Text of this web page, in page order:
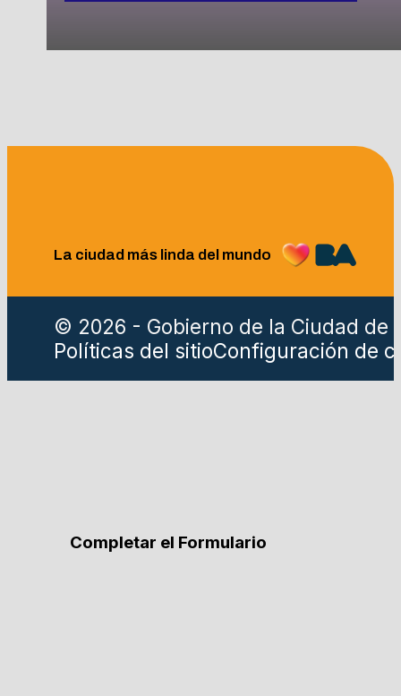
La ciudad más linda del mundo
© 2026 - Gobierno de la Ciudad de
Políticas del sitioConfiguración de
Completar el Formulario